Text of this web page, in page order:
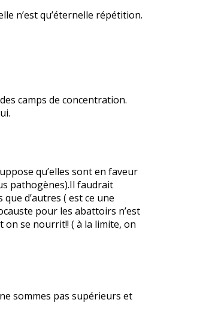
n’est qu’éternelle répétition.
camps de concentration.
qu’elles sont en faveur
pathogènes).Il faudrait
d’autres ( est ce une
pour les abattoirs n’est
on se nourrit!! ( à la limite, on
sommes pas supérieurs et